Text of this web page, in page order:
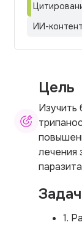
ИИ-контент
Цель
Изучить
лечения
1.